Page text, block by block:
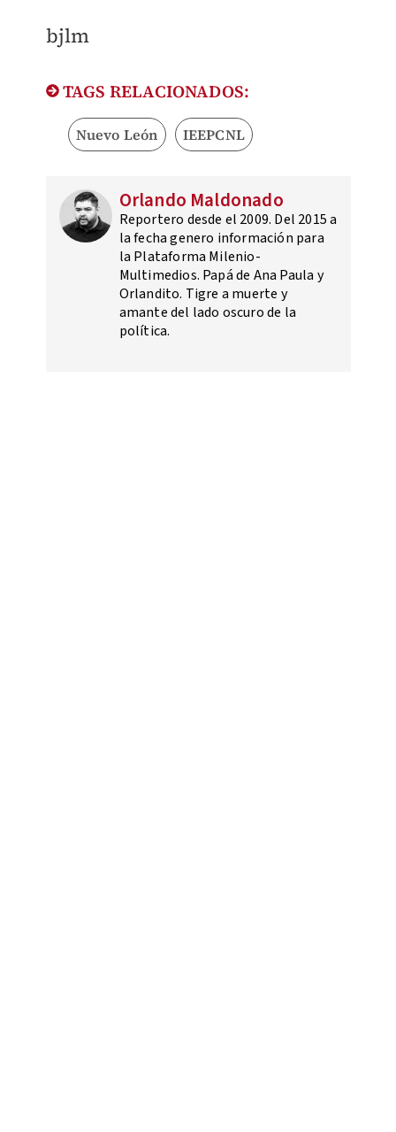
bjlm
TAGS RELACIONADOS:
Nuevo León IEEPCNL
Orlando Maldonado
Reportero desde el 2009. Del 2015 a
la fecha genero información para
la Plataforma Milenio-
Multimedios. Papá de Ana Paula y
Orlandito. Tigre a muerte y
amante del lado oscuro de la
política.